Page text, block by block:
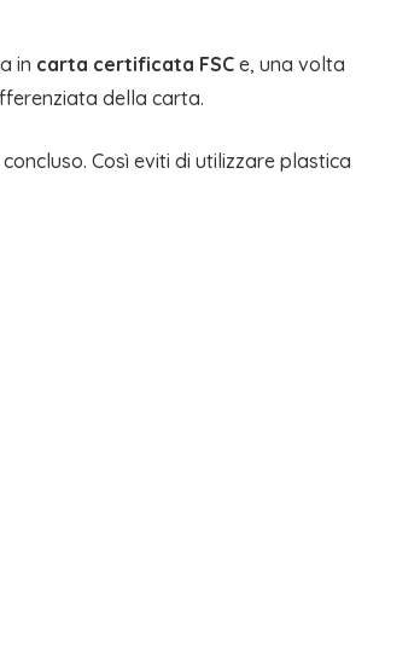
in carta certificata FSC e, una volta
della carta.
Così eviti di utilizzare plastica